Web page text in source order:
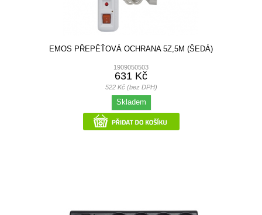
EMOS PŘEPĚŤOVÁ OCHRANA 5Z,5M (ŠEDÁ)
1909050503
631 Kč
522 Kč (bez DPH)
Skladem